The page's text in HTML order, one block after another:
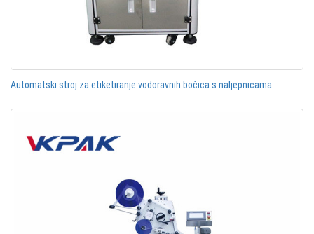
Automatski stroj za etiketiranje vodoravnih bočica s naljepnicama